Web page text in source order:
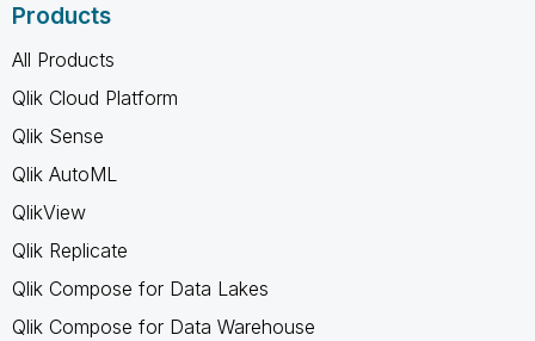
Products
All Products
Qlik Cloud Platform
Qlik Sense
Qlik AutoML
QlikView
Qlik Replicate
Qlik Compose for Data Lakes
Qlik Compose for Data Warehouse